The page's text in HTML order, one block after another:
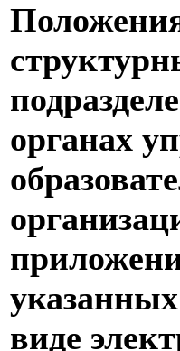
органах
виде